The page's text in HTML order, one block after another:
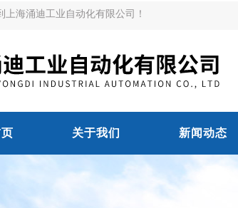
上海涌迪工业自动化有限公司！
关于我们 新闻动态